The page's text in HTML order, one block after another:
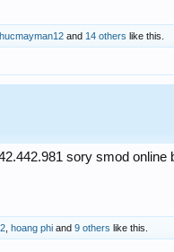
and 14 others like this.
sory smod online
hoang phi and 9 others like this.